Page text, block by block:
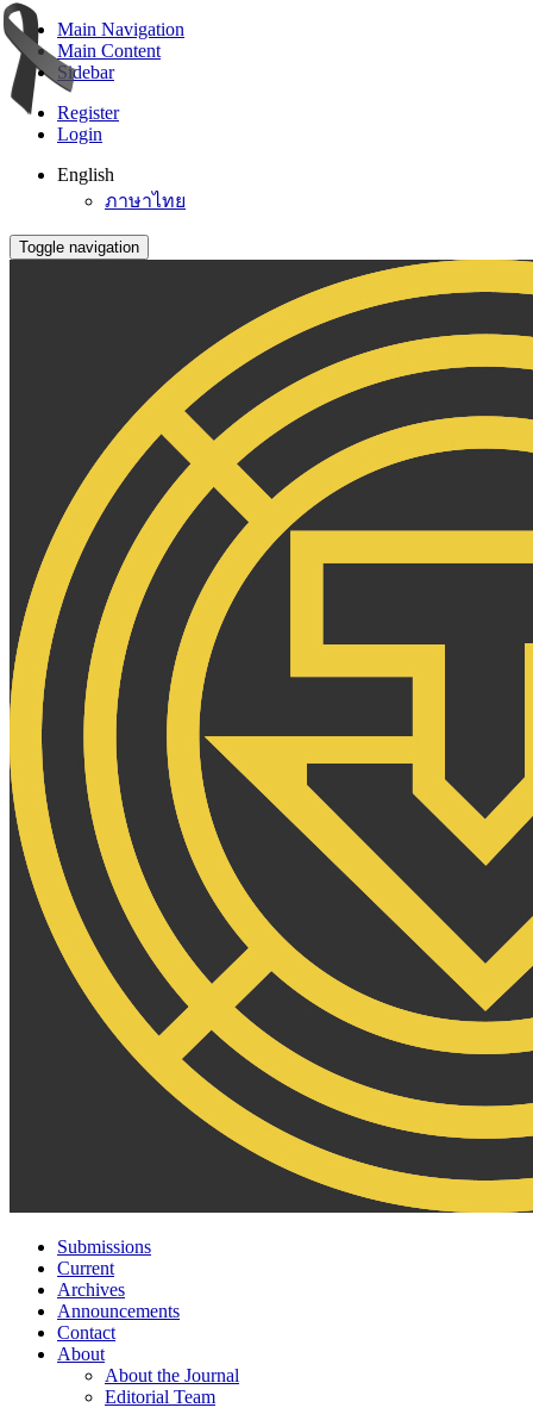
Main Navigation
Main Content
Sidebar
Register
Login
English
ภาษาไทย
Toggle navigation
Submissions
Current
Archives
Announcements
Contact
About
About the Journal
Editorial Team